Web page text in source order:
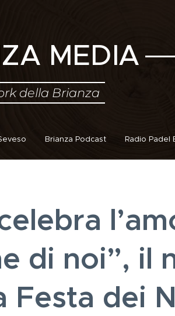
MEDIA
della Brianza
Brianza Podcast Radio Padel
di noi”, il
Festa dei